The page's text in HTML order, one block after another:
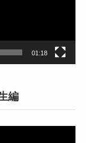
01:18
編